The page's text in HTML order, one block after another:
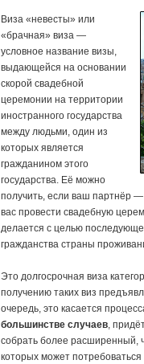
Виза «невесты» или
«брачная» виза —
условное название визы,
выдающейся на основании
скорой свадебной
церемонии на территории
иностранного государства
между людьми, один из
которых является
гражданином этого
государства. Её можно
получить, если ваш партнёр —
вас провести свадебную
делается с целью
гражданства страны
Это долгосрочная виза
получению таких виз
очередь, это касается
большинстве случаев,
собрать более расширенный,
которых может